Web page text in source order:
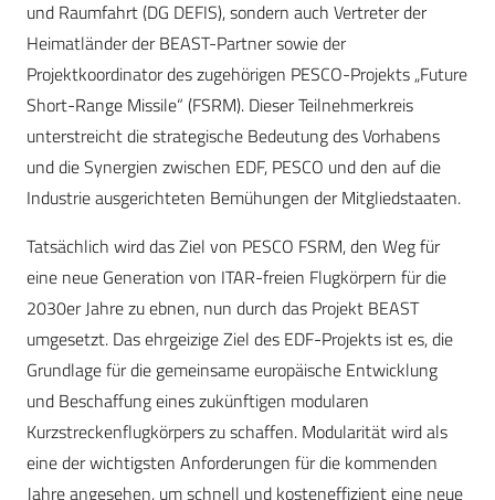
und Raumfahrt (DG DEFIS), sondern auch Vertreter der
Heimatländer der BEAST-Partner sowie der
Projektkoordinator des zugehörigen PESCO-Projekts „Future
Short-Range Missile“ (FSRM). Dieser Teilnehmerkreis
unterstreicht die strategische Bedeutung des Vorhabens
und die Synergien zwischen EDF, PESCO und den auf die
Industrie ausgerichteten Bemühungen der Mitgliedstaaten.
Tatsächlich wird das Ziel von PESCO FSRM, den Weg für
eine neue Generation von ITAR-freien Flugkörpern für die
2030er Jahre zu ebnen, nun durch das Projekt BEAST
umgesetzt. Das ehrgeizige Ziel des EDF-Projekts ist es, die
Grundlage für die gemeinsame europäische Entwicklung
und Beschaffung eines zukünftigen modularen
Kurzstreckenflugkörpers zu schaffen. Modularität wird als
eine der wichtigsten Anforderungen für die kommenden
Jahre angesehen, um schnell und kosteneffizient eine neue